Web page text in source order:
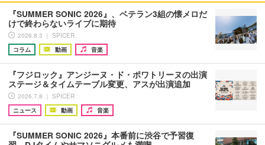
『SUMMER SONIC 2026』、ベテラン3組の懐メロだ
けで終わらないライブに期待
2026.8.3 ｜ SPICER
コラム
動画 音楽
『フジロック』アンジーヌ・ド・ポワトリーヌの出演
ステージ＆タイムテーブル変更、アスが出演追加
2026.7.8 ｜ SPICER
ニュース
動画 音楽
『SUMMER SONIC 2026』本番前に渋谷で予習復